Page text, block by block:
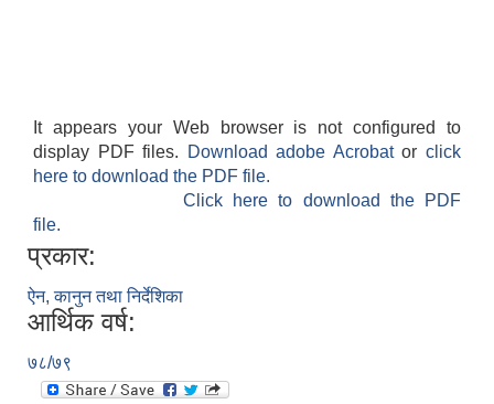
It appears your Web browser is not configured to
display PDF files.
Download adobe Acrobatorclick
here to download the PDF file.
Click here to download the PDF
file.
प्रकार:
ऐन, कानुन तथा निर्देशिका
आर्थिक वर्ष:
७८/७९